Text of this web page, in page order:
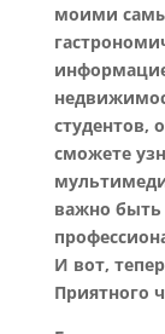
моими
студентов,
сможете
важно
И вот,
Приятного